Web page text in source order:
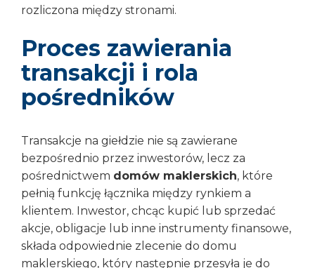
rozliczona między stronami.
Proces zawierania
transakcji i rola
pośredników
Transakcje na giełdzie nie są zawierane
bezpośrednio przez inwestorów, lecz za
pośrednictwem domów maklerskich, które
pełnią funkcję łącznika między rynkiem a
klientem. Inwestor, chcąc kupić lub sprzedać
akcje, obligacje lub inne instrumenty finansowe,
składa odpowiednie zlecenie do domu
maklerskiego, który następnie przesyła je do